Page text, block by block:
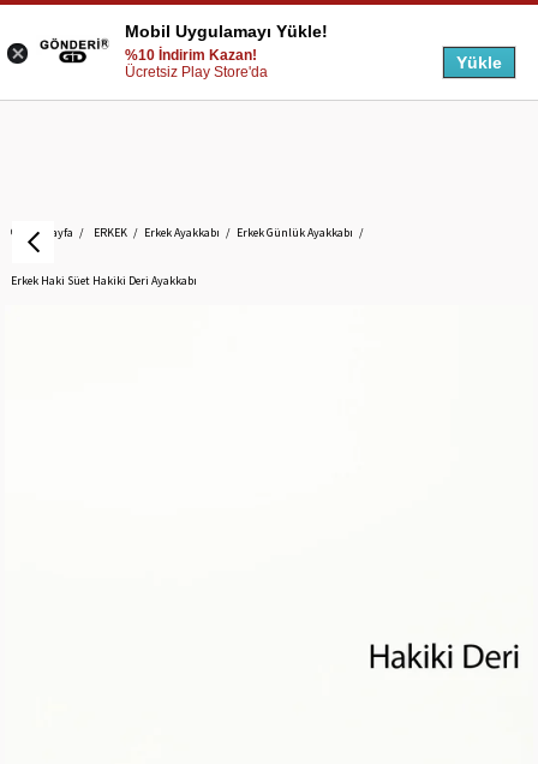
Anasayfa ERKEK Erkek Ayakkabı Erkek Günlük Ayakkabı
Erkek Haki Süet Hakiki Deri Ayakkabı
Mobil Uygulamayı Yükle!
%10 İndirim Kazan!
Ücretsiz Play Store'da
Yükle